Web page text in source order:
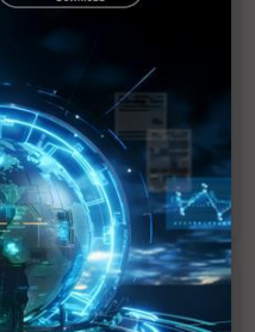
位 政府發豪語要當亞
利桑那州來台結盟
國設廠底定